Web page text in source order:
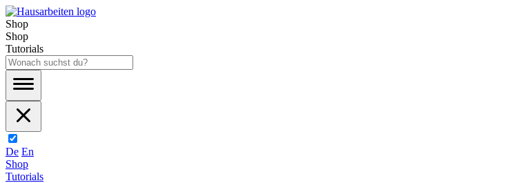
Shop
Shop
Tutorials
De En
Shop
Tutorials